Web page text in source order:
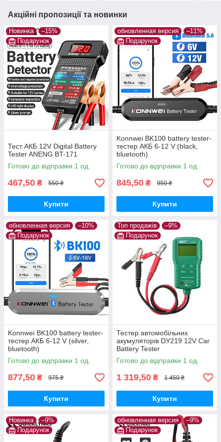
Акційні пропозиції та новинки
Новинка
–15%
Подарунок
Тест АКБ 12V Digital Battery
Tester ANENG BT-171
Готово до відправки 1 од.
467,50 ₴ 550 ₴
Купити
обновленная версия
–11%
Подарунок
Konnwei BK100 battery tester-
тестер АКБ 6-12 V (black,
bluetooth)
Готово до відправки 1 од.
845,50 ₴ 950 ₴
Купити
обновленная версия
–10%
Подарунок
Konnwei BK100 battery tester-
тестер АКБ 6-12 V (silver,
bluetooth)
Готово до відправки 1 од.
877,50 ₴ 975 ₴
Купити
Топ продажів
–9%
Подарунок
Тестер автомобільних
акумуляторів DY219 12V Car
Battery Tester
Готово до відправки 1 од.
1 319,50 ₴ 1 450 ₴
Купити
Новинка
–9%
Подарунок
обновленная версия
–9%
Подарунок